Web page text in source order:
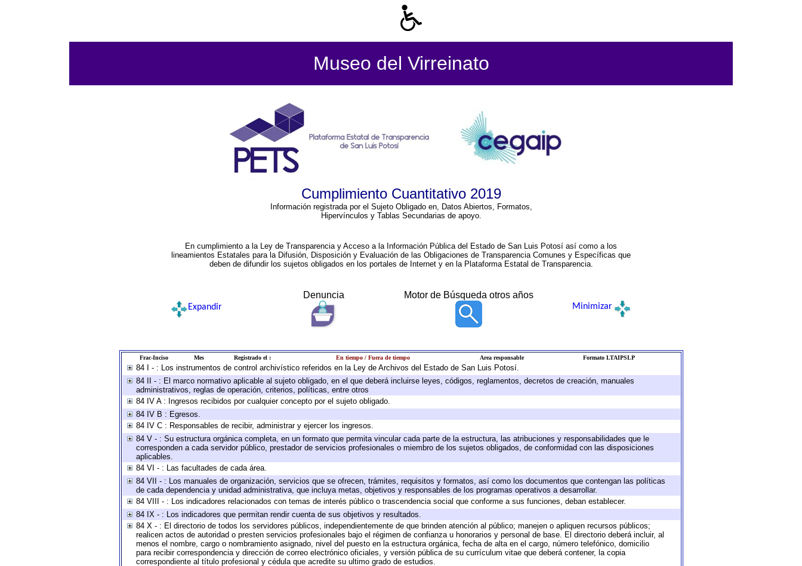
Museo del Virreinato
Cumplimiento Cuantitativo 2019
Información registrada por el Sujeto Obligado en, Datos Abiertos, Formatos,
Hipervínculos y Tablas Secundarias de apoyo.
En cumplimiento a la Ley de Transparencia y Acceso a la Información Pública del Estado de San Luis Potosí así como a los
lineamientos Estatales para la Difusión, Disposición y Evaluación de las Obligaciones de Transparencia Comunes y Específicas que
deben de difundir los sujetos obligados en los portales de Internet y en la Plataforma Estatal de Transparencia.
Denuncia Motor de Búsqueda otros años
Expandir Minimizar
Frac-Inciso Mes Registrado el : En tiempo / Fuera de tiempo Area responsable Formato LTAIPSLP
84 I - : Los instrumentos de control archivístico referidos en la Ley de Archivos del Estado de San Luis Potosí.
84 II - : El marco normativo aplicable al sujeto obligado, en el que deberá incluirse leyes, códigos, reglamentos, decretos de creación, manuales
administrativos, reglas de operación, criterios, políticas, entre otros
84 IV A : Ingresos recibidos por cualquier concepto por el sujeto obligado.
84 IV B : Egresos.
84 IV C : Responsables de recibir, administrar y ejercer los ingresos.
84 V - : Su estructura orgánica completa, en un formato que permita vincular cada parte de la estructura, las atribuciones y responsabilidades que le
corresponden a cada servidor público, prestador de servicios profesionales o miembro de los sujetos obligados, de conformidad con las disposiciones
aplicables.
84 VI - : Las facultades de cada área.
84 VII - : Los manuales de organización, servicios que se ofrecen, trámites, requisitos y formatos, así como los documentos que contengan las políticas
de cada dependencia y unidad administrativa, que incluya metas, objetivos y responsables de los programas operativos a desarrollar.
84 VIII - : Los indicadores relacionados con temas de interés público o trascendencia social que conforme a sus funciones, deban establecer.
84 IX - : Los indicadores que permitan rendir cuenta de sus objetivos y resultados.
84 X - : El directorio de todos los servidores públicos, independientemente de que brinden atención al público; manejen o apliquen recursos públicos;
realicen actos de autoridad o presten servicios profesionales bajo el régimen de confianza u honorarios y personal de base. El directorio deberá incluir, al
menos el nombre, cargo o nombramiento asignado, nivel del puesto en la estructura orgánica, fecha de alta en el cargo, número telefónico, domicilio
para recibir correspondencia y dirección de correo electrónico oficiales, y versión pública de su currículum vitae que deberá contener, la copia
correspondiente al título profesional y cédula que acredite su ultimo grado de estudios.